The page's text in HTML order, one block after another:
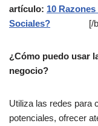
artículo: 10
Sociales?
[/
¿Cómo puedo usar
negocio?
Utiliza las redes para
potenciales, ofrecer